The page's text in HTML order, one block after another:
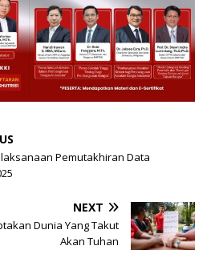
Pemutakhiran Data
NEXT
Dunia Yang Takut
Akan Tuhan